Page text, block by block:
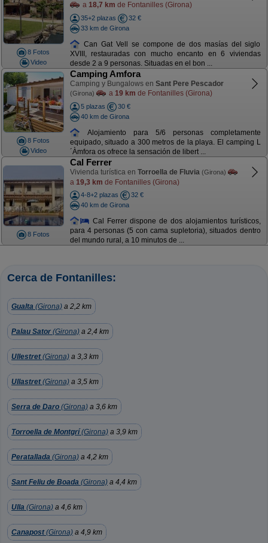
8 Fotos
Video
a 18,7 km de Fontanilles (Girona)
35+2 plazas
32 €
33 km de Girona
Can Gat Vell se compone de dos masías del siglo
XVIII, restauradas con mucho encanto en 6 viviendas
desde 2 a 9 personas. Situadas en el bon ...
8 Fotos
Video
Camping Amfora
Camping y Bungalows en Sant Pere Pescador
(Girona) a 19 km de Fontanilles (Girona)
5 plazas
30 €
40 km de Girona
Alojamiento para 5/6 personas completamente
equipado, situado a 300 metros de la playa. El camping L
´Àmfora os ofrece la sensación de libert ...
8 Fotos
Cal Ferrer
Vivienda turística en Torroella de Fluvia (Girona)
a 19,3 km de Fontanilles (Girona)
4-8+2 plazas
32 €
40 km de Girona
Cal Ferrer dispone de dos alojamientos turísticos,
para 4 personas (5 con cama supletoria), situados dentro
del mundo rural, a 10 minutos de ...
Cerca de Fontanilles:
Gualta (Girona) a 2,2 km
Palau Sator (Girona) a 2,4 km
Ullestret(Girona) a 3,3 km
Ullastret(Girona) a 3,5 km
Serra de Daro (Girona) a 3,6 km
Torroella de Montgrí (Girona) a 3,9 km
Peratallada (Girona) a 4,2 km
Sant Feliu de Boada (Girona) a 4,4 km
Ulla (Girona) a 4,6 km
Canapost(Girona) a 4,9 km